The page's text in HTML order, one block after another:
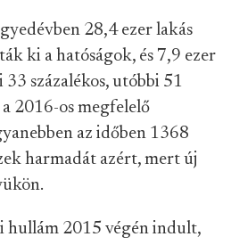
28,4 ezer lakás
ki a hatóságok, és 7,9 ezer
százalékos, utóbbi 51
a 2016-os megfelelő
az időben 1368
harmadát azért, mert új
hullám 2015 végén indult,